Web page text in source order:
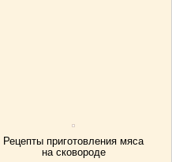
Рецепты приготовления мяса
на сковороде